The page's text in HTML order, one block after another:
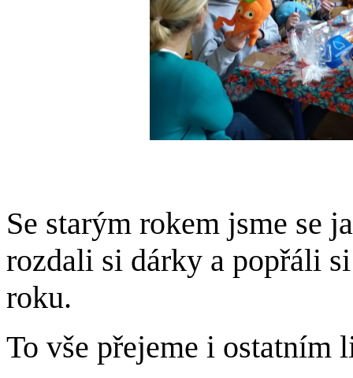
Se starým rokem jsme se
rozdali si dárky a popřáli
roku.
To vše přejeme i